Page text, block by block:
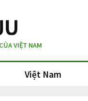
VIỆT NAM
Việt Nam